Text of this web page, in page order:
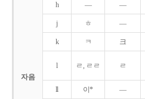
자음
h ― ―
j ㅎ ―
k ㅋ 크
l ㄹ, ㄹㄹ ㄹ
ll 이* ―